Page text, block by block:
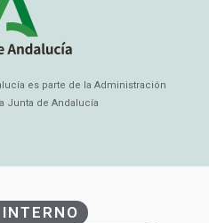
es parte de la Administración
Junta de Andalucía